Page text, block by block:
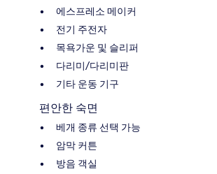
에스프레소 메이커
전기 주전자
목욕가운 및 슬리퍼
다리미/다리미판
기타 운동 기구
편안한 숙면
베개 종류 선택 가능
암막 커튼
방음 객실